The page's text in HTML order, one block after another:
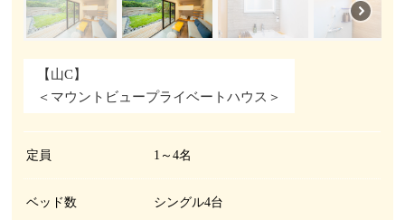
【山C】
＜マウントビュープライベートハウス＞
定員 1～4名
ベッド数 シングル4台